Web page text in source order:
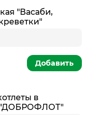
"Васаби,
Добавить
в
"ДОБРОФЛОТ"